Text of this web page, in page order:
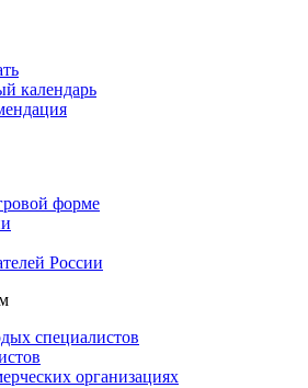
календарь
форме
России
специалистов
организациях